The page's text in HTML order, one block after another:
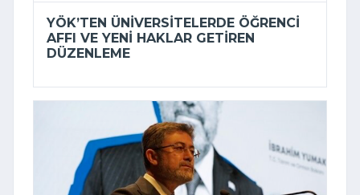
YÖK’TEN ÜNIVERSITELERDE ÖĞRENCI
AFFI VE YENI HAKLAR GETIREN
DÜZENLEME